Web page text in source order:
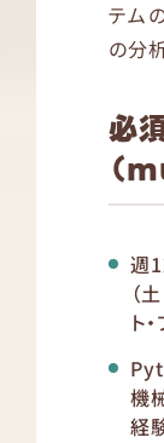
テム
の分
必
（
週
（
ト
機
経